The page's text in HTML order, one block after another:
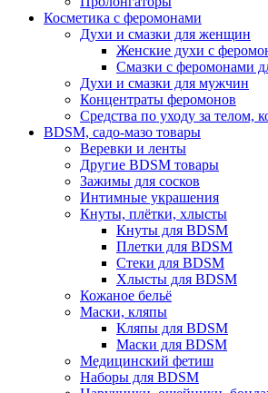
Косметика с феромонами
Духи и смазки для женщин
Женские духи с
Смазки с феромонами
Духи и смазки для мужчин
Концентраты феромонов
Средства по уходу за телом,
BDSM, садо-мазо товары
Веревки и ленты
Другие BDSM товары
Зажимы для сосков
Интимные украшения
Кнуты, плётки, хлысты
Кнуты для BDSM
Плетки для BDSM
Стеки для BDSM
Хлысты для BDSM
Кожаное бельё
Маски, кляпы
Кляпы для BDSM
Маски для BDSM
Медицинский фетиш
Наборы для BDSM